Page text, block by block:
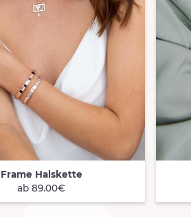
VIEW
Frame Halskette
ab 89.00€